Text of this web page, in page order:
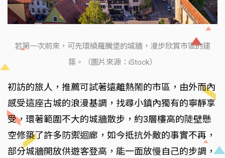
若第一次前來，可先環繞羅騰堡的城牆，漫步欣賞市區的建
築。（圖片來源：iStock）
初訪的旅人，推薦可試著遠離熱鬧的市區，由外而內
感受這座古城的浪漫基調，找尋小鎮內獨有的寧靜享
受，環著範圍不大的城牆散步，約3層樓高的陡壁懸
空修築了許多防禦迴廊，如今抵抗外敵的事實不再，
部分城牆開放供遊客登高，能一面放慢自己的步調，